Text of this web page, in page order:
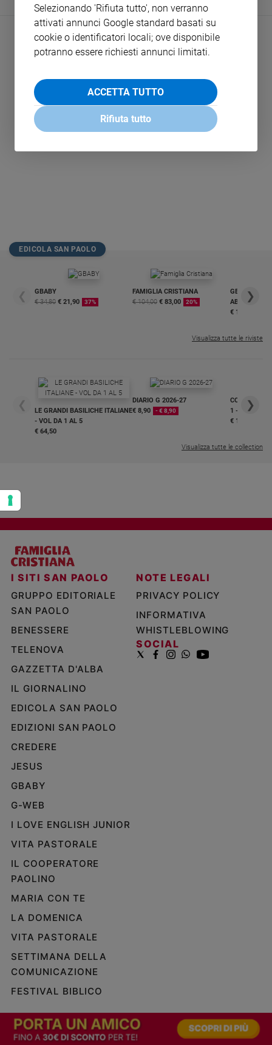
Bioetica
Riflessioni
Policy
siamo
Registrati
Redazione
LEGGI ALTRO
EDICOLA SAN PAOLO
❮
GBABY
€ 34,80 € 21,90 37%
FAMIGLIA CRISTIANA
€ 104,00 € 83,00 20%
GBABY
€ 16,99
❯
Visualizza tutte le riviste
❮
LE GRANDI BASILICHE ITALIANE
- VOL DA 1 AL 5
€ 64,50
DIARIO G 2026-27
€ 8,90
- € 8,90
COLLANA
1 - 2
€ 18,50
❯
Visualizza tutte le collection
I SITI SAN PAOLO
GRUPPO EDITORIALE
SAN PAOLO
BENESSERE
TELENOVA
GAZZETTA D'ALBA
IL GIORNALINO
EDICOLA SAN PAOLO
EDIZIONI SAN PAOLO
CREDERE
JESUS
GBABY
G-WEB
I LOVE ENGLISH JUNIOR
VITA PASTORALE
IL COOPERATORE
PAOLINO
MARIA CON TE
LA DOMENICA
VITA PASTORALE
SETTIMANA DELLA
COMUNICAZIONE
FESTIVAL BIBLICO
NOTE LEGALI
PRIVACY POLICY
INFORMATIVA
WHISTLEBLOWING
SOCIAL
Selezionando 'Rifiuta tutto', non verranno
attivati annunci Google standard basati su
cookie o identificatori locali; ove disponibile
potranno essere richiesti annunci limitati.
ACCETTA TUTTO
Rifiuta tutto